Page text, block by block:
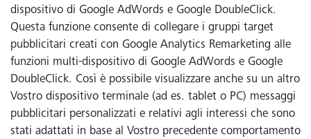
dispositivo di Google AdWords e Google DoubleClick.
Questa funzione consente di collegare i gruppi target
pubblicitari creati con Google Analytics Remarketing alle
funzioni multi-dispositivo di Google AdWords e Google
DoubleClick. Così è possibile visualizzare anche su un altro
Vostro dispositivo terminale (ad es. tablet o PC) messaggi
pubblicitari personalizzati e relativi agli interessi che sono
stati adattati in base al Vostro precedente comportamento